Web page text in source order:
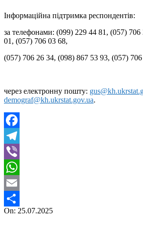
Інформаційна підтримка респондентів:
за телефонами: (099) 229 44 81, (057)
01, (057) 706 03 68,
(057) 706 26 34, (098) 867 53 93, (057)
через електронну пошту:
demograf@kh.ukrstat.gov.ua.
Facebook
Telegram
Viber
WhatsApp
Email
Поділитися
2025-
On: 25.07.2025